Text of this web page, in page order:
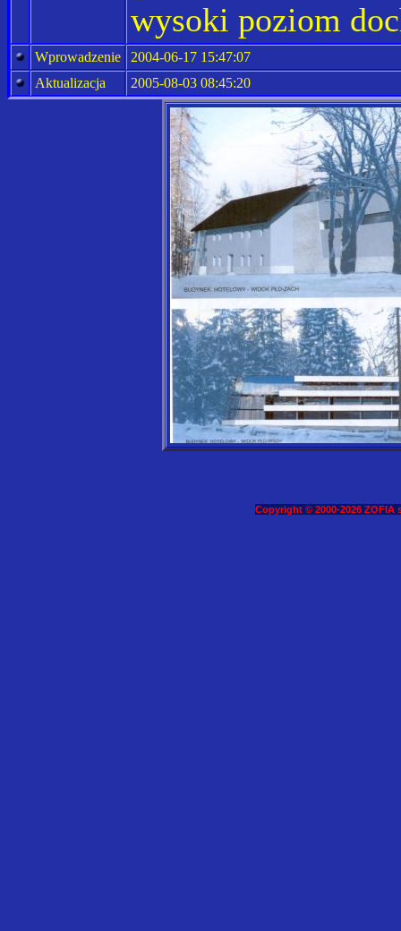
wysoki poziom
Wprowadzenie
2004-06-17 15:47:07
Aktualizacja
2005-08-03 08:45:20
Copyright © 2000-2026 ZOFIA